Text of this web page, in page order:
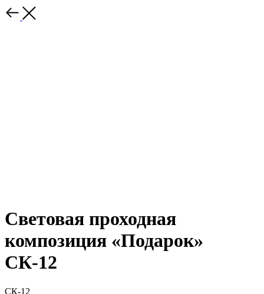
Световая проходная
композиция «Подарок»
СК-12
СК-12